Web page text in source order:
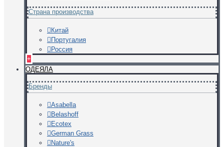
Страна производства
Китай
Португалия
Россия
+
ОДЕЯЛА
Бренды
Asabella
Belashoff
Ecotex
German Grass
Nature's